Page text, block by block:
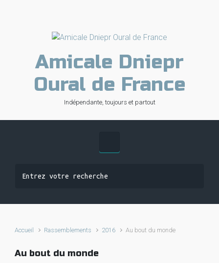
Amicale Dniepr
Oural de France
Indépendante, toujours et partout
Accueil Rassemblements 2016 Au bout du monde
Au bout du monde